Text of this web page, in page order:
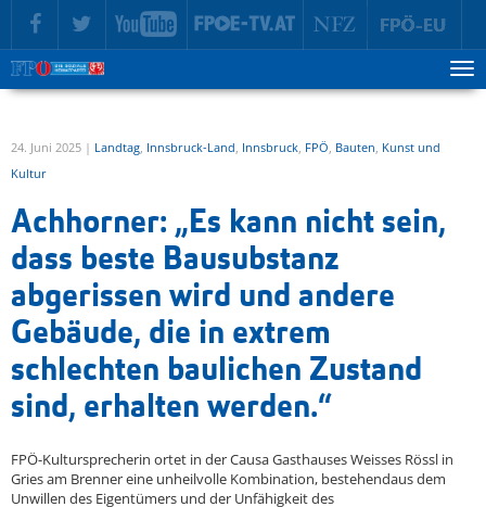
zur Hauptnavigation springen
zum Inhalt springen
24. Juni 2025 | Landtag, Innsbruck-Land, Innsbruck, FPÖ, Bauten, Kunst und
Kultur
Achhorner: „Es kann nicht sein,
dass beste Bausubstanz
abgerissen wird und andere
Gebäude, die in extrem
schlechten baulichen Zustand
sind, erhalten werden.“
FPÖ-Kultursprecherin ortet in der Causa Gasthauses Weisses Rössl in
Gries am Brenner eine unheilvolle Kombination, bestehendaus dem
Unwillen des Eigentümers und der Unfähigkeit des